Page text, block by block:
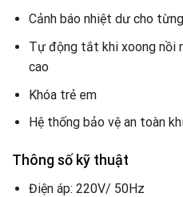
Cảnh báo nhiệt dư cho
Tự động tắt khi xoong nồi
cao
Khóa trẻ em
Hệ thống bảo vệ an toàn
Thông số kỹ thuật
Điện áp: 220V/ 50Hz